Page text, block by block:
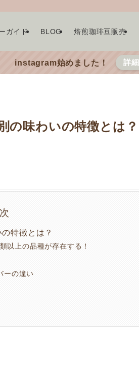
ガイド BLOG 焙煎珈琲豆販売
instagram始めました！ 詳細
の味わいの特徴とは？
特徴とは？
以上の品種が存在する！
ーの違い